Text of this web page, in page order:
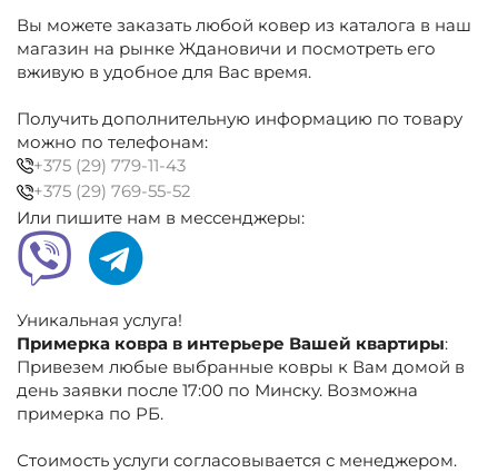
полиэстеровый
бежевый,
абстракция
Вы можете заказать любой ковер из каталога в наш
магазин на рынке Ждановичи и посмотреть его
вживую в удобное для Вас время.
Получить дополнительную информацию по товару
можно по телефонам:
+375 (29) 779-11-43
+375 (29) 769-55-52
Или пишите нам в мессенджеры:
Уникальная услуга!
Примерка ковра в интерьере Вашей квартиры:
Привезем любые выбранные ковры к Вам домой в
день заявки после 17:00 по Минску. Возможна
примерка по РБ.
Стоимость услуги согласовывается с менеджером.